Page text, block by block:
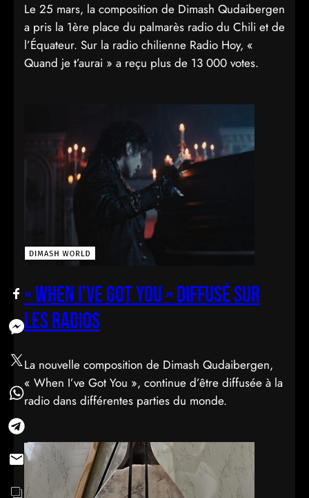
Le 25 mars, la composition de Dimash Qudaibergen
a pris la 1ère place du palmarès radio du Chili et de
l’Équateur. Sur la radio chilienne Radio Hoy, «
Quand je t’aurai » a reçu plus de 13 000 votes.
« When I’ve Got You » diffusé sur
les radios
La nouvelle composition de Dimash Qudaibergen,
« When I’ve Got You », continue d’être diffusée à la
radio dans différentes parties du monde.